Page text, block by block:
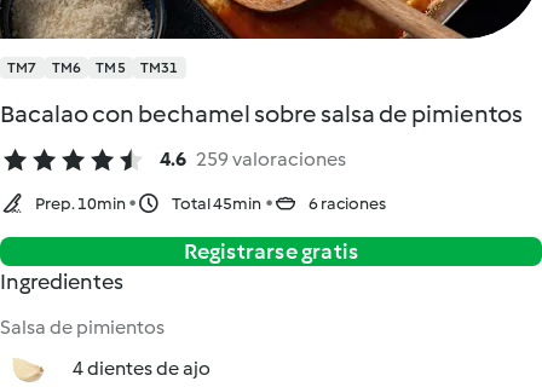
TM7 TM6 TM5 TM31
Bacalao con bechamel sobre salsa de pimientos
4.6 259 valoraciones
Prep. 10min Total 45min 6 raciones
Registrarse gratis
Ingredientes
Salsa de pimientos
4 dientes de ajo